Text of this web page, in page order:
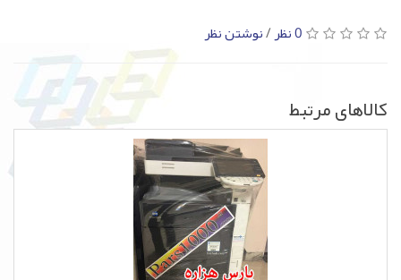
0 نظر /نوشتن نظر
کالاهای مرتبط